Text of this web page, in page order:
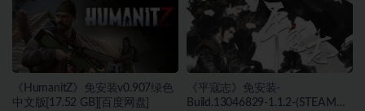
度网盘]
《HumanitZ》免安装v0.907绿色
中文版[17.52 GB][百度网盘]
《平寇志》免安装-
Build.13046829-1.1.2-(STEAM官